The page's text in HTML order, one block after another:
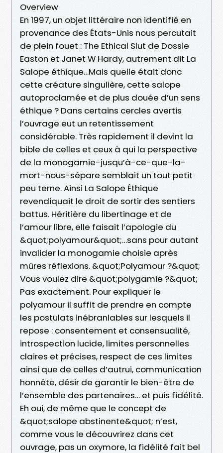
Overview
En 1997, un objet littéraire non identifié en
provenance des États-Unis nous percutait
de plein fouet : The Ethical Slut de Dossie
Easton et Janet W Hardy, autrement dit La
Salope éthique…Mais quelle était donc
cette créature singulière, cette salope
autoproclamée et de plus douée d’un sens
éthique ? Dans certains cercles avertis
l’ouvrage eut un retentissement
considérable. Très rapidement il devint la
bible de celles et ceux à qui la perspective
de la monogamie-jusqu’à-ce-que-la-
mort-nous-sépare semblait un tout petit
peu terne. Ainsi La Salope Éthique
revendiquait le droit de sortir des sentiers
battus. Héritière du libertinage et de
l’amour libre, elle faisait l’apologie du
&quot;polyamour&quot;…sans pour autant
invalider la monogamie choisie après
mûres réflexions. &quot;Polyamour ?&quot;
Vous voulez dire &quot;polygamie ?&quot;
Pas exactement. Pour expliquer le
polyamour il suffit de prendre en compte
les postulats inébranlables sur lesquels il
repose : consentement et consensualité,
introspection lucide, limites personnelles
claires et précises, respect de ces limites
ainsi que de celles d’autrui, communication
honnête, désir de garantir le bien-être de
l’ensemble des partenaires… et puis fidélité.
Eh oui, de même que le concept de
&quot;salope abstinente&quot; n’est,
comme vous le découvrirez dans cet
ouvrage, pas un oxymore, la fidélité fait bel